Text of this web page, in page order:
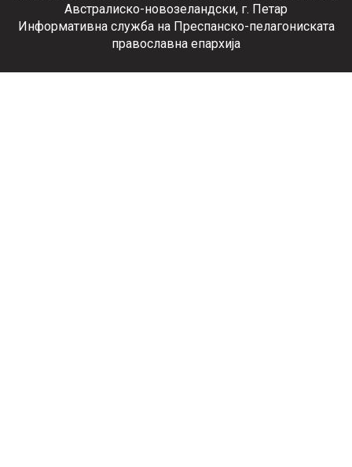
Австралиско-новозеландски, г. Петар
Информативна служба на Преспанско-пелагониската
православна епархија